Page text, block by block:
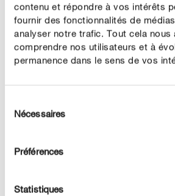
contenu et répondre à vos intérêts
fournir des fonctionnalités de
analyser notre trafic. Tout cela nous
comprendre nos utilisateurs et à
permanence dans le sens de vos
duNécessaires
Préférences
Statistiques
Utilisable en Agriculture
UTILISATION